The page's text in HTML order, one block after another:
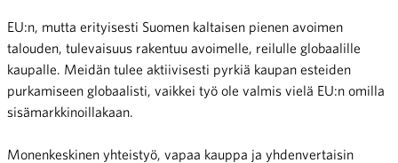
EU:n, mutta erityisesti Suomen kaltaisen pienen avoimen
talouden, tulevaisuus rakentuu avoimelle, reilulle globaalille
kaupalle. Meidän tulee aktiivisesti pyrkiä kaupan esteiden
purkamiseen globaalisti, vaikkei työ ole valmis vielä EU:n omilla
sisämarkkinoillakaan.
Monenkeskinen yhteistyö, vapaa kauppa ja yhdenvertaisin